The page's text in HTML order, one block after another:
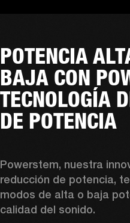
POTENCIA
BAJA CON
TECNOLOGÍA
DE POTENCIA
Powerstem, nuestra
reducción de potencia,
modos de alta o baja
calidad del sonido.